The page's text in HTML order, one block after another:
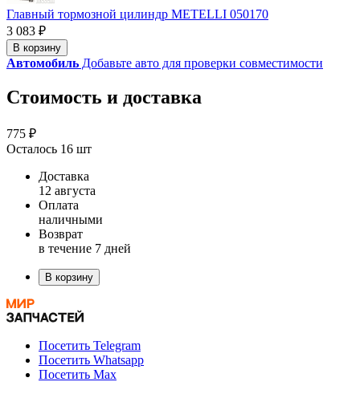
Главный тормозной цилиндр METELLI 050170
3 083 ₽
В корзину
Автомобиль Добавьте авто для проверки совместимости
Стоимость и доставка
775 ₽
Осталось 16 шт
Доставка
12 августа
Оплата
наличными
Возврат
в течение 7 дней
В корзину
Посетить Telegram
Посетить Whatsapp
Посетить Max